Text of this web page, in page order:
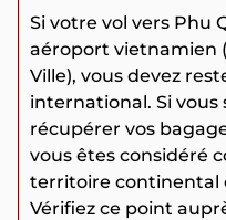
Si votre vol vers Phu
aéroport vietnamien
Ville), vous devez
international. Si
récupérer vos
vous êtes considéré
territoire continental
Vérifiez ce point